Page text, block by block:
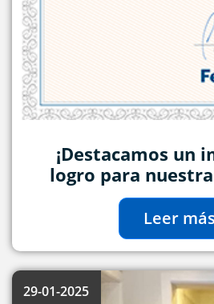
¡Destacamos un
logro para
Leer más
29-01-2025